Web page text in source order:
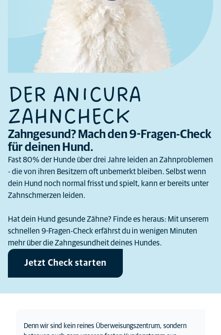
DER ANICURA
ZAHNCHECK
Zahngesund? Mach den 9-Fragen-Check
für deinen Hund.
Fast 80 % der Hunde über drei Jahre leiden an Zahnproblemen
- die von ihren Besitzern oft unbemerkt bleiben. Selbst wenn
dein Hund noch normal frisst und spielt, kann er bereits unter
Zahnschmerzen leiden.
Hat dein Hund gesunde Zähne? Finde es heraus: Mit unserem
schnellen 9-Fragen-Check erfährst du in wenigen Minuten
mehr über die Zahngesundheit deines Hundes.
Jetzt Check starten
Denn wir sind kein reines Überweisungszentrum, sondern